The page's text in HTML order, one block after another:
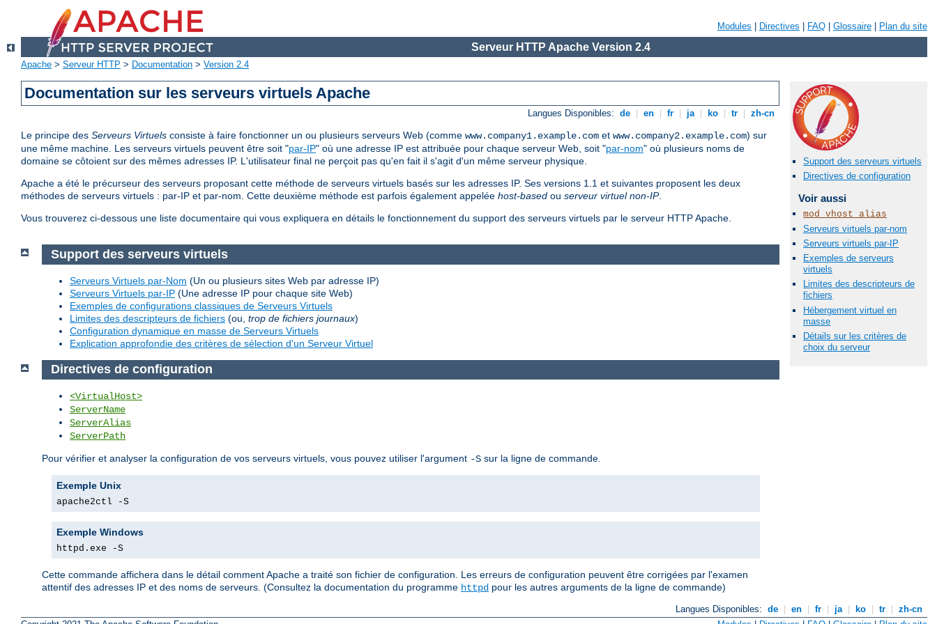
Modules Directives FAQ Glossaire Plan du site
Serveur HTTP Apache Version 2.4
Apache > Serveur HTTP > Documentation > Version 2.4
Documentation sur les serveurs virtuels Apache
Langues Disponibles: de en fr ja ko tr zh-cn
Le principe des Serveurs Virtuels consiste à faire fonctionner un ou plusieurs serveurs Web (comme www.company1.example.com et www.company2.example.com) sur
une même machine. Les serveurs virtuels peuvent être soit "par-IP" où une adresse IP est attribuée pour chaque serveur Web, soit "par-nom" où plusieurs noms de
domaine se côtoient sur des mêmes adresses IP. L'utilisateur final ne perçoit pas qu'en fait il s'agit d'un même serveur physique.
Apache a été le précurseur des serveurs proposant cette méthode de serveurs virtuels basés sur les adresses IP. Ses versions 1.1 et suivantes proposent les deux
méthodes de serveurs virtuels : par-IP et par-nom. Cette deuxième méthode est parfois également appelée host-based ou serveur virtuel non-IP.
Vous trouverez ci-dessous une liste documentaire qui vous expliquera en détails le fonctionnement du support des serveurs virtuels par le serveur HTTP Apache.
Support des serveurs virtuels
Directives de configuration
Voir aussi
mod_vhost_alias
Serveurs virtuels par-nom
Serveurs virtuels par-IP
Exemples de serveurs
virtuels
Limites des descripteurs de
fichiers
Hébergement virtuel en
masse
Détails sur les critères de
choix du serveur
Support des serveurs virtuels
Serveurs Virtuels par-Nom (Un ou plusieurs sites Web par adresse IP)
Serveurs Virtuels par-IP (Une adresse IP pour chaque site Web)
Exemples de configurations classiques de Serveurs Virtuels
Limites des descripteurs de fichiers (ou, trop de fichiers journaux)
Configuration dynamique en masse de Serveurs Virtuels
Explication approfondie des critères de sélection d'un Serveur Virtuel
Directives de configuration
<VirtualHost>
ServerName
ServerAlias
ServerPath
Pour vérifier et analyser la configuration de vos serveurs virtuels, vous pouvez utiliser l'argument -S sur la ligne de commande.
Exemple Unix
apache2ctl -S
Exemple Windows
httpd.exe -S
Cette commande affichera dans le détail comment Apache a traité son fichier de configuration. Les erreurs de configuration peuvent être corrigées par l'examen
attentif des adresses IP et des noms de serveurs. (Consultez la documentation du programme httpd pour les autres arguments de la ligne de commande)
Langues Disponibles: de en fr ja ko tr
zh-cn